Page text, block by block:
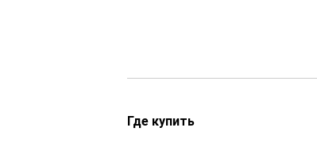
Где купить